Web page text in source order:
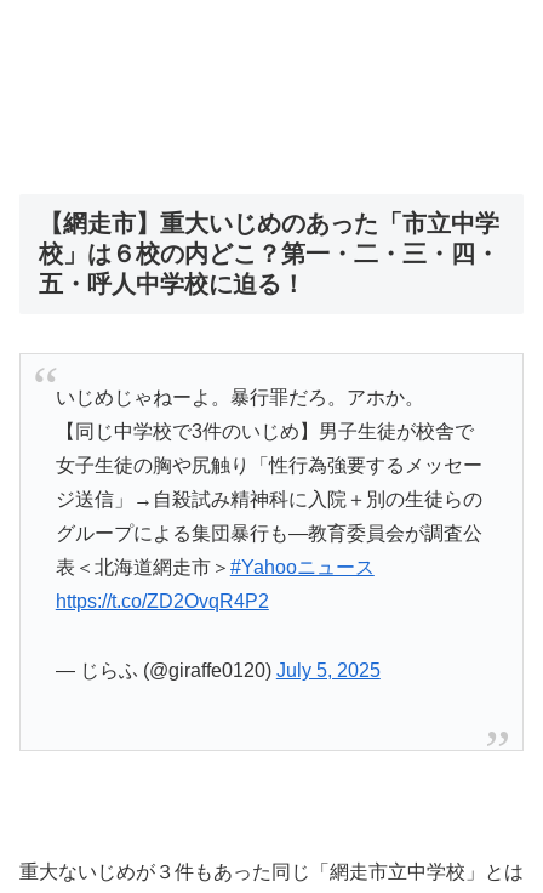
【網走市】重大いじめのあった「市立中学
校」は６校の内どこ？第一・二・三・四・
五・呼人中学校に迫る！
いじめじゃねーよ。暴行罪だろ。アホか。
【同じ中学校で3件のいじめ】男子生徒が校舎で
女子生徒の胸や尻触り「性行為強要するメッセー
ジ送信」→自殺試み精神科に入院＋別の生徒らの
グループによる集団暴行も―教育委員会が調査公
表＜北海道網走市＞ #Yahooニュース
https://t.co/ZD2OvqR4P2
— じらふ (@giraffe0120) July 5, 2025
重大ないじめが３件もあった同じ「網走市立中学校」とは